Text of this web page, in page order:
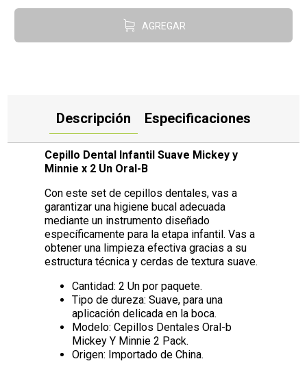
AGREGAR
Descripción Especificaciones
Cepillo Dental Infantil Suave Mickey y
Minnie x 2 Un Oral-B
Con este set de cepillos dentales, vas a
garantizar una higiene bucal adecuada
mediante un instrumento diseñado
específicamente para la etapa infantil. Vas a
obtener una limpieza efectiva gracias a su
estructura técnica y cerdas de textura suave.
Cantidad: 2 Un por paquete.
Tipo de dureza: Suave, para una
aplicación delicada en la boca.
Modelo: Cepillos Dentales Oral-b
Mickey Y Minnie 2 Pack.
Origen: Importado de China.